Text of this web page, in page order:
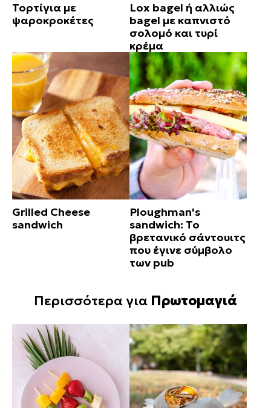
Τορτίγια με
ψαροκροκέτες
Lox bagel ή αλλιώς
bagel με καπνιστό
σολομό και τυρί
κρέμα
Grilled Cheese
sandwich
Ploughman's
sandwich: Το
βρετανικό σάντουιτς
που έγινε σύμβολο
των pub
Περισσότερα για Πρωτομαγιά